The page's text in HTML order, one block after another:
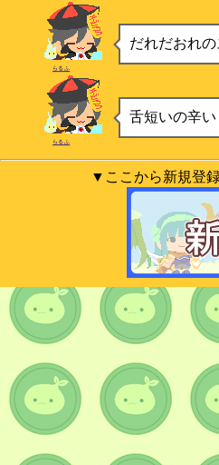
だれだおれ
らるふ
舌短いの辛い
らるふ
▼ここから新規登